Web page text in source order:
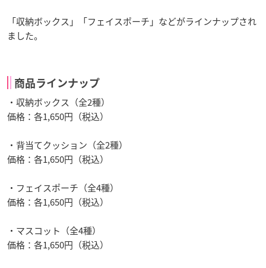
「収納ボックス」「フェイスポーチ」などがラインナップされ
ました。
商品ラインナップ
・収納ボックス（全2種）
価格：各1,650円（税込）
・背当てクッション（全2種）
価格：各1,650円（税込）
・フェイスポーチ（全4種）
価格：各1,650円（税込）
・マスコット（全4種）
価格：各1,650円（税込）